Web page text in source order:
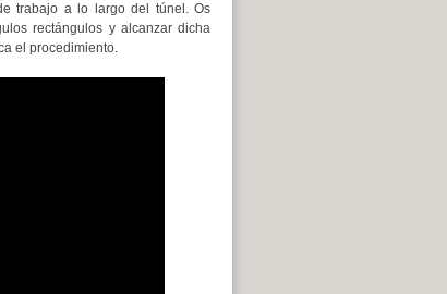
trabajo a lo largo del túnel. Os
rectángulos y alcanzar dicha
el procedimiento.